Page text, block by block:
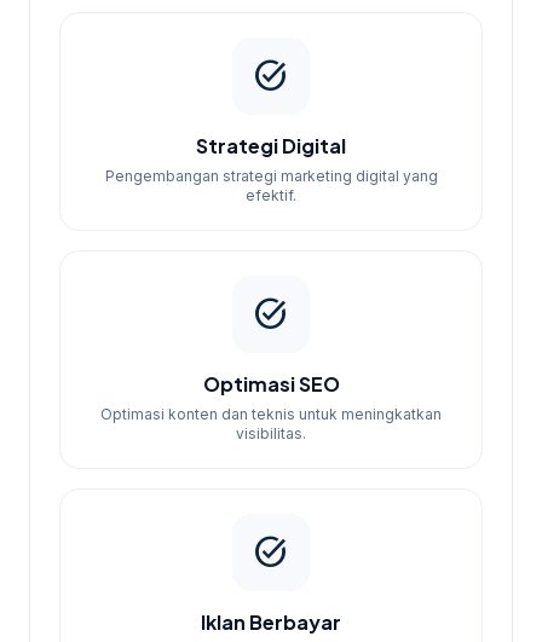
task_alt
Strategi Digital
Pengembangan strategi marketing digital yang
efektif.
task_alt
Optimasi SEO
Optimasi konten dan teknis untuk meningkatkan
visibilitas.
task_alt
Iklan Berbayar